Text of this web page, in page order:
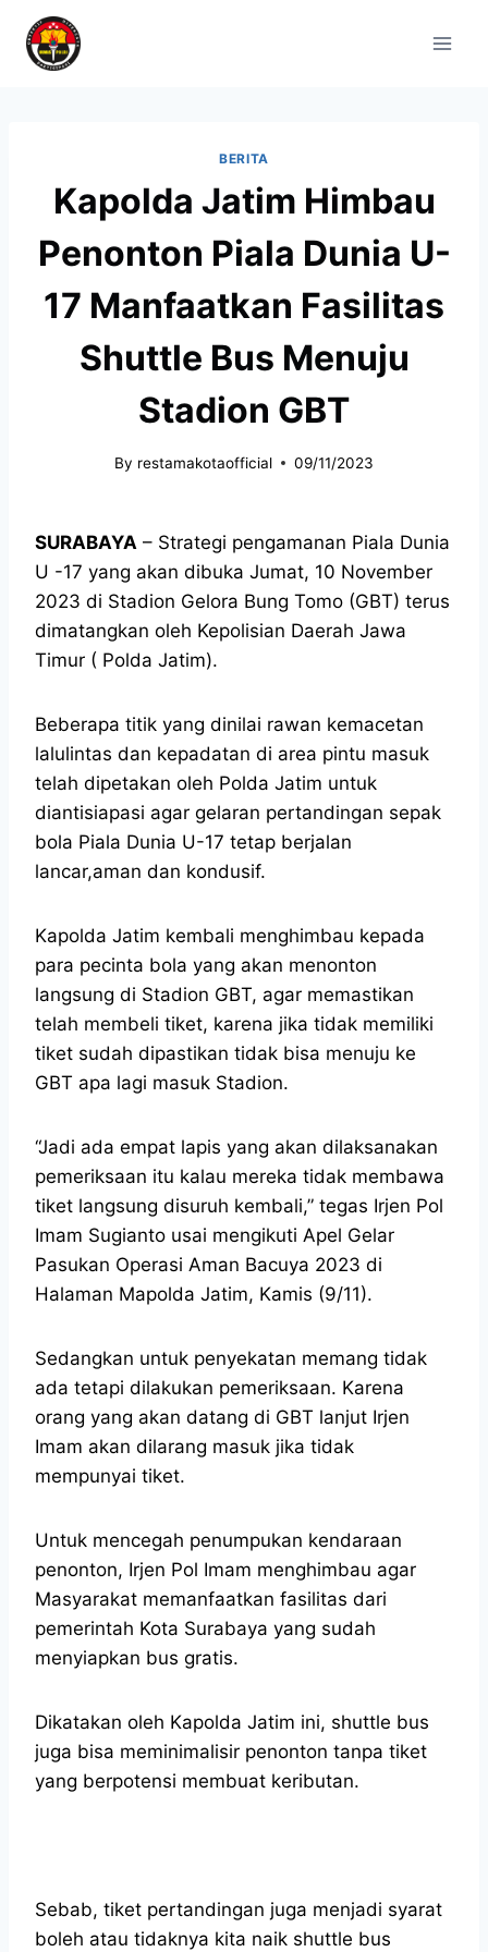
BERITA
Kapolda Jatim Himbau
Penonton Piala Dunia U-
17 Manfaatkan Fasilitas
Shuttle Bus Menuju
Stadion GBT
By restamakotaofficial 09/11/2023
SURABAYA – Strategi pengamanan Piala Dunia
U -17 yang akan dibuka Jumat, 10 November
2023 di Stadion Gelora Bung Tomo (GBT) terus
dimatangkan oleh Kepolisian Daerah Jawa
Timur ( Polda Jatim).
Beberapa titik yang dinilai rawan kemacetan
lalulintas dan kepadatan di area pintu masuk
telah dipetakan oleh Polda Jatim untuk
diantisiapasi agar gelaran pertandingan sepak
bola Piala Dunia U-17 tetap berjalan
lancar,aman dan kondusif.
Kapolda Jatim kembali menghimbau kepada
para pecinta bola yang akan menonton
langsung di Stadion GBT, agar memastikan
telah membeli tiket, karena jika tidak memiliki
tiket sudah dipastikan tidak bisa menuju ke
GBT apa lagi masuk Stadion.
“Jadi ada empat lapis yang akan dilaksanakan
pemeriksaan itu kalau mereka tidak membawa
tiket langsung disuruh kembali,” tegas Irjen Pol
Imam Sugianto usai mengikuti Apel Gelar
Pasukan Operasi Aman Bacuya 2023 di
Halaman Mapolda Jatim, Kamis (9/11).
Sedangkan untuk penyekatan memang tidak
ada tetapi dilakukan pemeriksaan. Karena
orang yang akan datang di GBT lanjut Irjen
Imam akan dilarang masuk jika tidak
mempunyai tiket.
Untuk mencegah penumpukan kendaraan
penonton, Irjen Pol Imam menghimbau agar
Masyarakat memanfaatkan fasilitas dari
pemerintah Kota Surabaya yang sudah
menyiapkan bus gratis.
Dikatakan oleh Kapolda Jatim ini, shuttle bus
juga bisa meminimalisir penonton tanpa tiket
yang berpotensi membuat keributan.
Sebab, tiket pertandingan juga menjadi syarat
boleh atau tidaknya kita naik shuttle bus